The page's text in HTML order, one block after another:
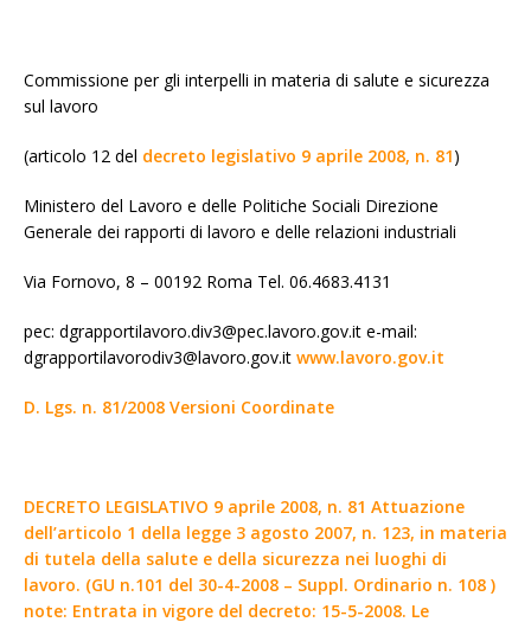
Commissione per gli interpelli in materia di salute e sicurezza
sul lavoro
(articolo 12 del decreto legislativo 9 aprile 2008, n. 81)
Ministero del Lavoro e delle Politiche Sociali Direzione
Generale dei rapporti di lavoro e delle relazioni industriali
Via Fornovo, 8 – 00192 Roma Tel. 06.4683.4131
pec: dgrapportilavoro.div3@pec.lavoro.gov.it e-mail:
dgrapportilavorodiv3@lavoro.gov.it www.lavoro.gov.it
D. Lgs. n. 81/2008 Versioni Coordinate
DECRETO LEGISLATIVO 9 aprile 2008, n. 81 Attuazione
dell’articolo 1 della legge 3 agosto 2007, n. 123, in materia
di tutela della salute e della sicurezza nei luoghi di
lavoro. (GU n.101 del 30-4-2008 – Suppl. Ordinario n. 108 )
note: Entrata in vigore del decreto: 15-5-2008. Le